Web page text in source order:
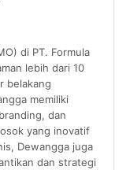
di PT. Formula
lebih dari 10
belakang
memiliki
dan
yang inovatif
Dewangga juga
dan strategi